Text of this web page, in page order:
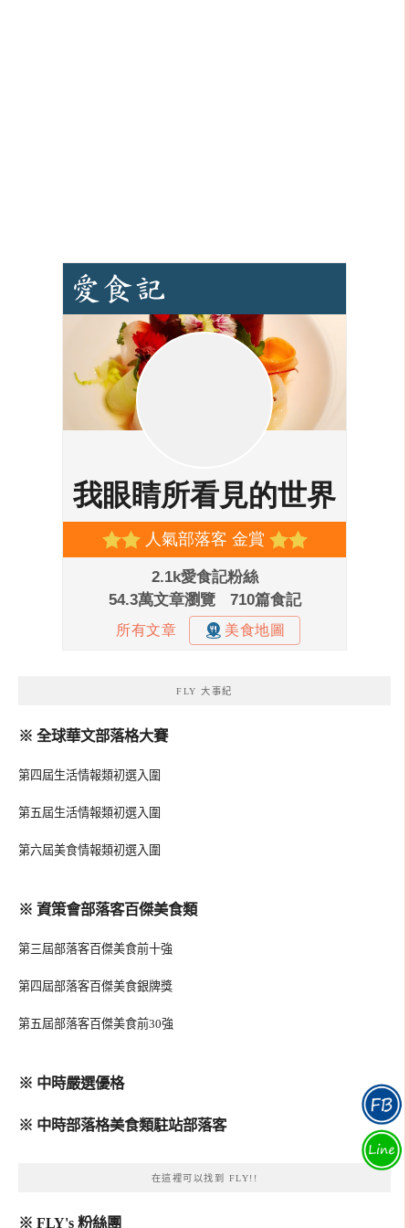
FLY 大事紀
※ 全球華文部落格大賽
第四屆生活情報類初選入圍
第五屆生活情報類初選入圍
第六屆美食情報類初選入圍
※ 資策會部落客百傑美食類
第三屆部落客百傑美食前十強
第四屆部落客百傑美食銀牌獎
第五屆部落客百傑美食前30強
※ 中時嚴選優格
※ 中時部落格美食類駐站部落客
在這裡可以找到 FLY!!
※ FLY's 粉絲團